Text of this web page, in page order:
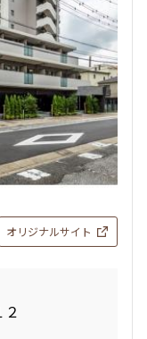
追加
オリジナルサイト